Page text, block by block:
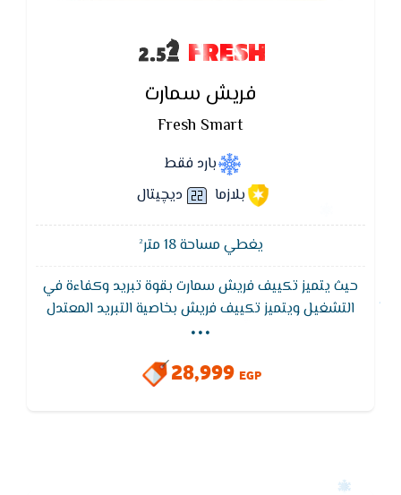
FRESH
فريش سمارت
Fresh Smart
بارد فقط
بلازما
ديچيتال
يغطي مساحة 18 متر²
حيث يتميز تكييف فريش سمارت بقوة تبريد وكفاءة في
التشغيل ويتميز تكييف فريش بخاصية التبريد المعتدل
التى تعمل على توفير الهواء المكيف بشكل متوسط
لكى يكون مناسب لجميع الاشخاص , خاصية التشغيل
التلقائى يقوم التكييف بتشغيل نفسه تلقائيا عند عودة
...
28,999 EGP